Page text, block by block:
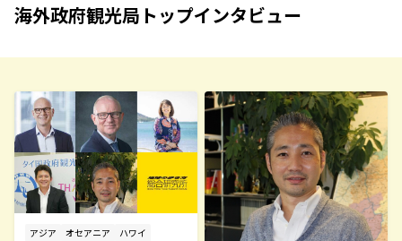
海外政府観光局トップインタビュー
アジア オセアニア
ハワイ